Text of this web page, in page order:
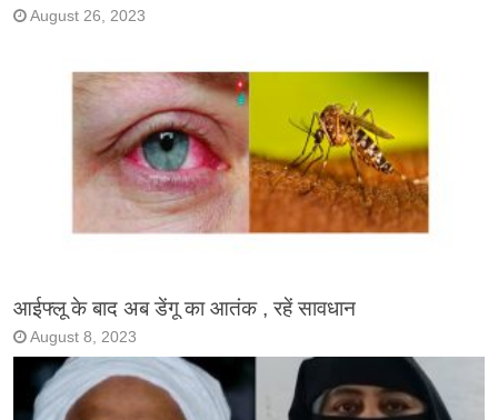
August 26, 2023
आईफ्लू के बाद अब डेंगू का आतंक , रहें सावधान
August 8, 2023